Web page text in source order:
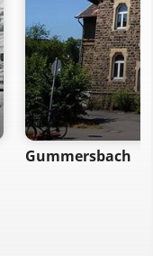
Gummersbach